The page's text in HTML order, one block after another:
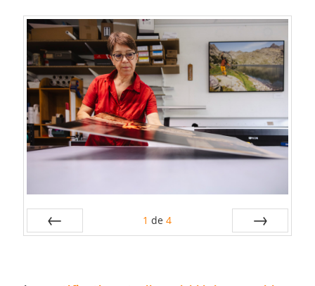
1 de 4